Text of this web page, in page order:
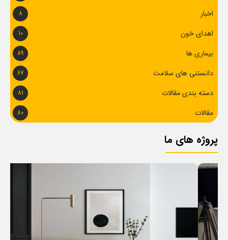
اخبار 8
اهدای خون 10
بیماری ها 89
دانستنی های سلامت 67
دسته بندی مقالات 81
مقالات 80
پروژه های ما